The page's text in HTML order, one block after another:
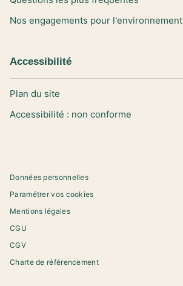
Nos engagements pour l'environnement
Accessibilité
Plan du site
Accessibilité : non conforme
Données personnelles
Paramétrer vos cookies
Mentions légales
CGU
CGV
Charte de référencement